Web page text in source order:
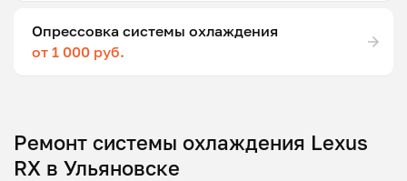
Опрессовка системы охлаждения
от 1 000 руб.
Ремонт системы охлаждения Lexus
RX в Ульяновске